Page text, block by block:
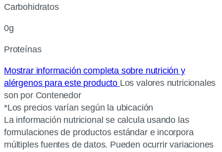
Carbohidratos
0g
Proteínas
Mostrar información completa sobre nutrición y
alérgenos para este producto Los valores nutricionales
son por Contenedor
*Los precios varían según la ubicación
La información nutricional se calcula usando las
formulaciones de productos estándar e incorpora
múltiples fuentes de datos. Pueden ocurrir variaciones